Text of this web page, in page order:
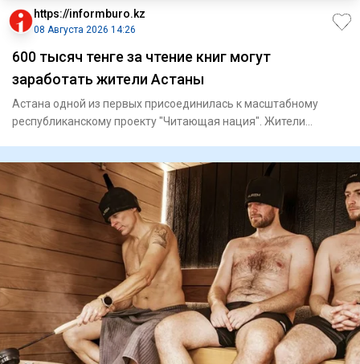
https://informburo.kz
08 Августа 2026 14:26
600 тысяч тенге за чтение книг могут
заработать жители Астаны
Астана одной из первых присоединилась к масштабному
республиканскому проекту "Читающая нация". Жители